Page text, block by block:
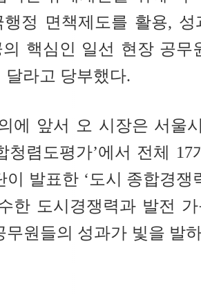
행정 면책제도를 활용,
핵심인 일선 현장 공
달라고 당부했다.
에 앞서 오 시장은 서울
청렴도평가’에서 전체
이 발표한 ‘도시 종합경쟁
한 도시경쟁력과 발전
무원들의 성과가 빛을 발